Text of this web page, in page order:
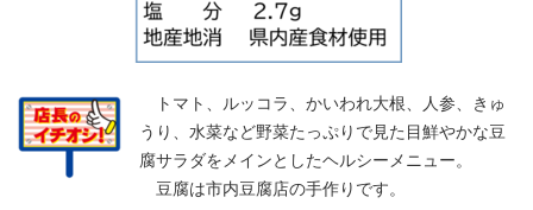
トマト、ルッコラ、かいわれ大根、人参、きゅ
うり、水菜など野菜たっぷりで見た目鮮やかな豆
腐サラダをメインとしたヘルシーメニュー。
豆腐は市内豆腐店の手作りです。